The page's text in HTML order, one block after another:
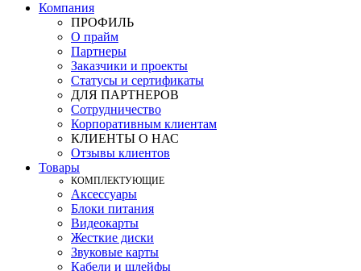
Компания
ПРОФИЛЬ
О прайм
Партнеры
Заказчики и проекты
Статусы и сертификаты
ДЛЯ ПАРТНЕРОВ
Сотрудничество
Корпоративным клиентам
КЛИЕНТЫ О НАС
Отзывы клиентов
Товары
КOМПЛЕКТУЮЩИЕ
Аксессуары
Блоки питания
Видеокарты
Жесткие диски
Звуковые карты
Кабели и шлейфы